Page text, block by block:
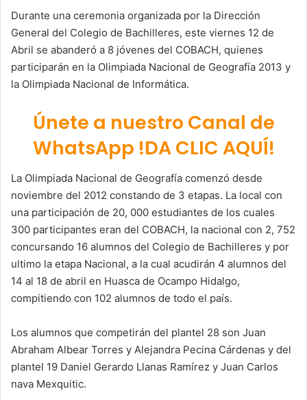
Durante una ceremonia organizada por la Dirección
General del Colegio de Bachilleres, este viernes 12 de
Abril se abanderó a 8 jóvenes del COBACH, quienes
participarán en la Olimpiada Nacional de Geografía 2013 y
la Olimpiada Nacional de Informática.
Únete a nuestro Canal de
WhatsApp !DA CLIC AQUÍ!
La Olimpiada Nacional de Geografía comenzó desde
noviembre del 2012 constando de 3 etapas. La local con
una participación de 20, 000 estudiantes de los cuales
300 participantes eran del COBACH, la nacional con 2, 752
concursando 16 alumnos del Colegio de Bachilleres y por
ultimo la etapa Nacional, a la cual acudirán 4 alumnos del
14 al 18 de abril en Huasca de Ocampo Hidalgo,
compitiendo con 102 alumnos de todo el país.
Los alumnos que competirán del plantel 28 son Juan
Abraham Albear Torres y Alejandra Pecina Cárdenas y del
plantel 19 Daniel Gerardo Llanas Ramírez y Juan Carlos
nava Mexquitic.